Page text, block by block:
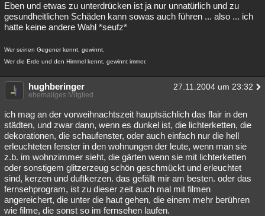
Eben und etwas zu unterdrücken ist ja nur unnatürlich und zu
gesundheitlichen Schäden kann sowas auch führen ... also ... ich
hatte keine andere Wahl *seufz*
Wer seinen Gegener kennt, gewinnt.
Wer die Erde und den Himmel kennt, gewinnt immer.
hughberinger 27.11.2004 um 23:32
ehemaliges Mitglied
ich mag an der vorweihnachtszeit hauptsächlich das flair in den
städten, und zwar dann, wenn es dunkel ist, die lichterketten, die
dekorationen, die schaufenster, oder auch einfach nur die hell
erleuchteten fenster in den wohnungen der leute, wenn man sie
z.b. im wohnzimmer sieht, die gärten wenn sie mit lichterketten
oder sonstigem glitzerzeug schön geschmückt und erleuchtet
sind, kerzen und duftkerzen. das gefällt mir am besten. oder das
fernsehprogram, ist zu dieser zeit auch mal mit filmen
angereichert, die unter die haut gehen, die einem mehr berühren
wie filme, die sonst so im fernsehen laufen.